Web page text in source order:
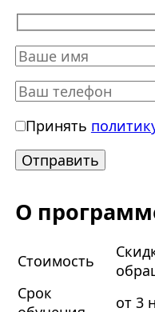
Принять
О
Стоимость
Срок
от 3